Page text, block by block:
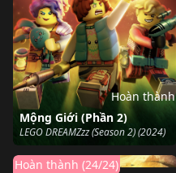
Mộng Giới (Phần 2)
LEGO DREAMZzz (Season 2) (2024)
Hoàn thành
Hoàn thành (24/24)